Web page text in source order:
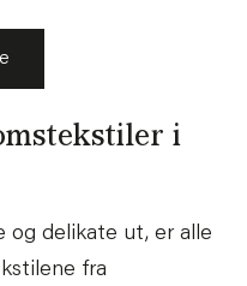
i
og delikate ut, er alle
fra